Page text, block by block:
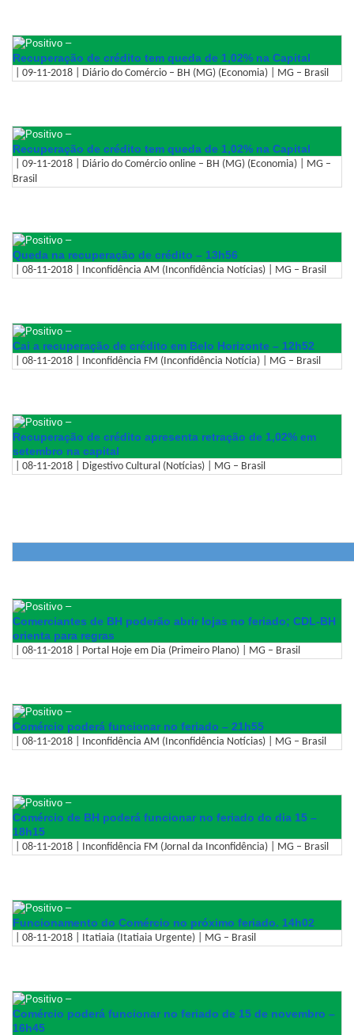
–
Recuperação de crédito tem queda de 1,02% na Capital
| 09-11-2018 | Diário do Comércio – BH (MG) (Economia) | MG – Brasil
–
Recuperação de crédito tem queda de 1,02% na Capital
| 09-11-2018 | Diário do Comércio online – BH (MG) (Economia) | MG –
Brasil
–
Queda na recuperação de crédito – 13h56
| 08-11-2018 | Inconfidência AM (Inconfidência Notícias) | MG – Brasil
–
Cai a recuperação de crédito em Belo Horizonte – 12h52
| 08-11-2018 | Inconfidência FM (Inconfidência Notícia) | MG – Brasil
–
Recuperação de crédito apresenta retração de 1,02% em
setembro na capital
| 08-11-2018 | Digestivo Cultural (Notícias) | MG – Brasil
–
Comerciantes de BH poderão abrir lojas no feriado; CDL-BH
orienta para regras
| 08-11-2018 | Portal Hoje em Dia (Primeiro Plano) | MG – Brasil
–
Comércio poderá funcionar no feriado – 21h55
| 08-11-2018 | Inconfidência AM (Inconfidência Notícias) | MG – Brasil
–
Comércio de BH poderá funcionar no feriado do dia 15 –
18h15
| 08-11-2018 | Inconfidência FM (Jornal da Inconfidência) | MG – Brasil
–
Funcionamento do Comércio no próximo feriado. 14h02
| 08-11-2018 | Itatiaia (Itatiaia Urgente) | MG – Brasil
–
Comércio poderá funcionar no feriado de 15 de novembro –
16h45